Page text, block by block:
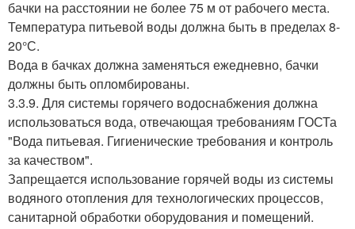
бачки на расстоянии не более 75 м от рабочего места.
Температура питьевой воды должна быть в пределах 8-
20°С.
Вода в бачках должна заменяться ежедневно, бачки
должны быть опломбированы.
3.3.9. Для системы горячего водоснабжения должна
использоваться вода, отвечающая требованиям ГОСТа
"Вода питьевая. Гигиенические требования и контроль
за качеством".
Запрещается использование горячей воды из системы
водяного отопления для технологических процессов,
санитарной обработки оборудования и помещений.